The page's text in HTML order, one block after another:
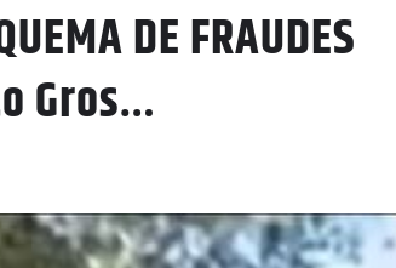
DE FRAUDES
Gros…